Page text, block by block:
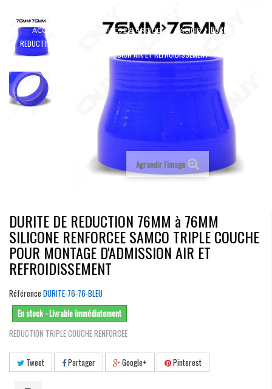
ACCUEIL ACCESSOIRES 2 & 4 ROUES RACING
DURITE DE
REDUCTION 76MM À 76MM SILICONE RENFORCEE SAMCO TRIPLE COUCHE POUR
MONTAGE D'ADMISSION AIR ET REFROIDISSEMENT
Agrandir l'image
DURITE DE REDUCTION 76MM à 76MM
SILICONE RENFORCEE SAMCO TRIPLE COUCHE
POUR MONTAGE D'ADMISSION AIR ET
REFROIDISSEMENT
Référence DURITE-76-76-BLEU
En stock - Livrable immédiatement
REDUCTION TRIPLE COUCHE RENFORCEE
Tweet Partager Google+ Pinterest